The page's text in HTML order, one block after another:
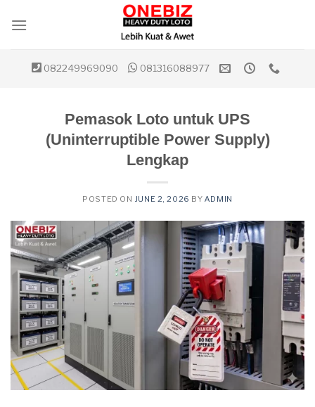
082249969090 081316088977
Pemasok Loto untuk UPS
(Uninterruptible Power Supply)
Lengkap
POSTED ON JUNE 2, 2026 BY ADMIN